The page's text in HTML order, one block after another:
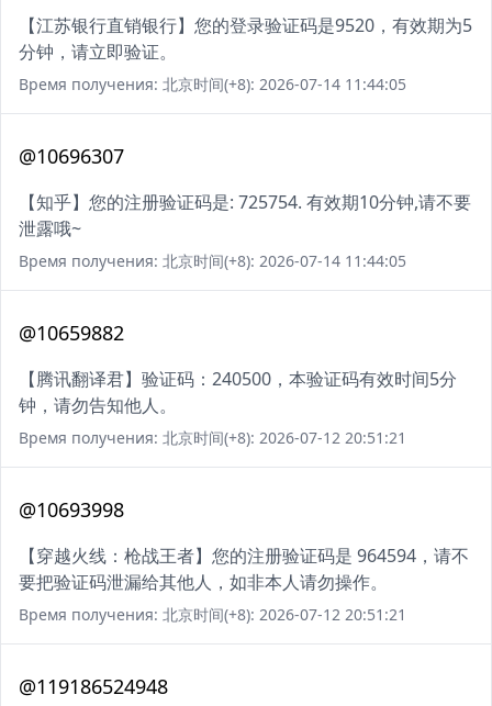
【江苏银行直销银行】您的登录验证码是9520，有效期为5
分钟，请立即验证。
Время получения: 北京时间(+8): 2026-07-14 11:44:05
@10696307
【知乎】您的注册验证码是: 725754. 有效期10分钟,请不要
泄露哦~
Время получения: 北京时间(+8): 2026-07-14 11:44:05
@10659882
【腾讯翻译君】验证码：240500，本验证码有效时间5分
钟，请勿告知他人。
Время получения: 北京时间(+8): 2026-07-12 20:51:21
@10693998
【穿越火线：枪战王者】您的注册验证码是 964594，请不
要把验证码泄漏给其他人，如非本人请勿操作。
Время получения: 北京时间(+8): 2026-07-12 20:51:21
@119186524948